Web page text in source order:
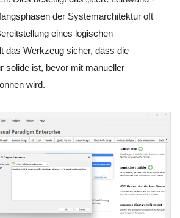
der Systemarchitektur oft
eines logischen
das Werkzeug sicher, dass die
solide ist, bevor mit manueller
wird.